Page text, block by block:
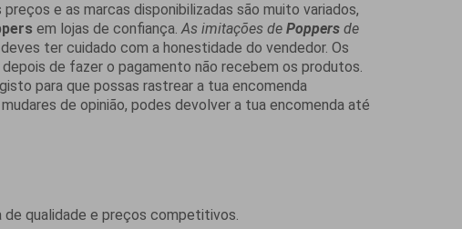
e as marcas disponibilizadas são muito variados,
em lojas de confiança.As imitações de Poppers de
ter cuidado com a honestidade do vendedor. Os
depois de fazer o pagamento não recebem os produtos.
para que possas rastrear a tua encomenda
de opinião, podes devolver a tua encomenda até
de qualidade e preços competitivos.